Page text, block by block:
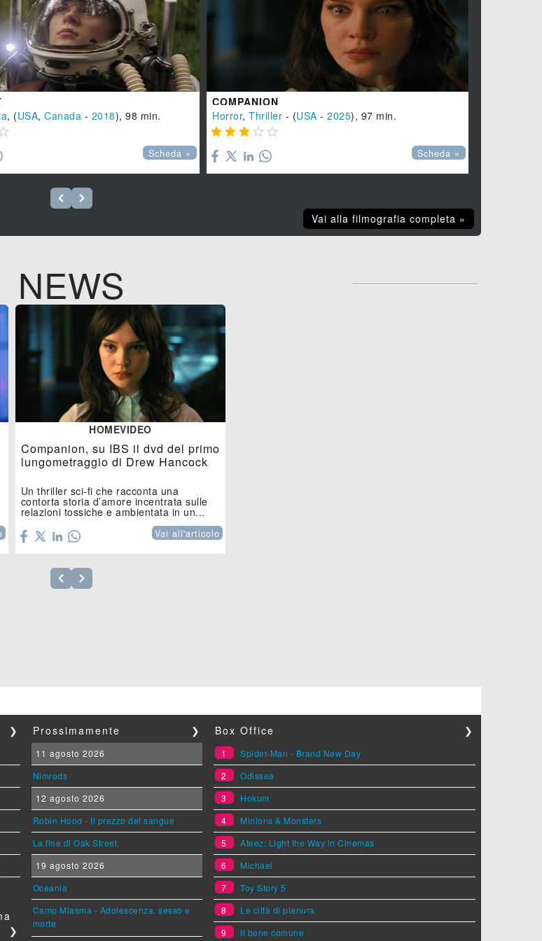
, (USA, Canada - 2018), 98 min.
Scheda »
COMPANION
Horror, Thriller - (USA - 2025), 97 min.
    
Scheda »
Vai alla filmografia completa »
NEWS
HOMEVIDEO
Companion, su IBS il dvd del primo
lungometraggio di Drew Hancock
Un thriller sci-fi che racconta una
contorta storia d’amore incentrata sulle
relazioni tossiche e ambientata in un...
Vai all'articolo
❯
❯
Prossimamente ❯
11 agosto 2026
Nimrods
12 agosto 2026
Robin Hood - Il prezzo del sangue
La fine di Oak Street
19 agosto 2026
Oceania
Camp Miasma - Adolescenza, sesso e
morte
Box Office ❯
1
Spider-Man - Brand New Day
2
Odissea
3
Hokum
4
Minions & Monsters
5
Ateez: Light the Way in Cinemas
6
Michael
7
Toy Story 5
8
Le città di pianura
9
Il bene comune